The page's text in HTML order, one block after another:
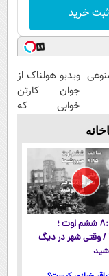
ثبت خرید
|
ویدیو هولناک از
جوان کارتن
خوابی که
ساعت ۸:۱۵ ششم اوت ؛
/ وقتی شهر در دیگ